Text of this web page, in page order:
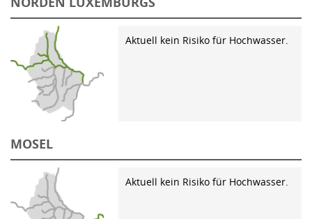
Aktuell kein Risiko für Hochwasser.
MOSEL
Aktuell kein Risiko für Hochwasser.